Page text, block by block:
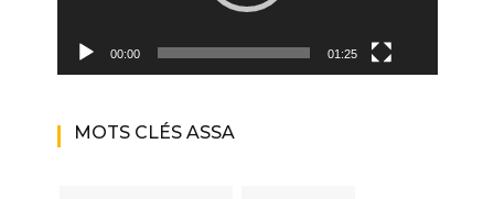
00:00 01:25
MOTS CLÉS ASSA